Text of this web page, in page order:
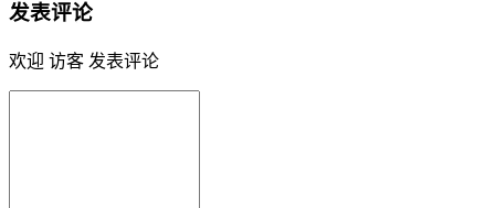
发表评论
欢迎 访客 发表评论